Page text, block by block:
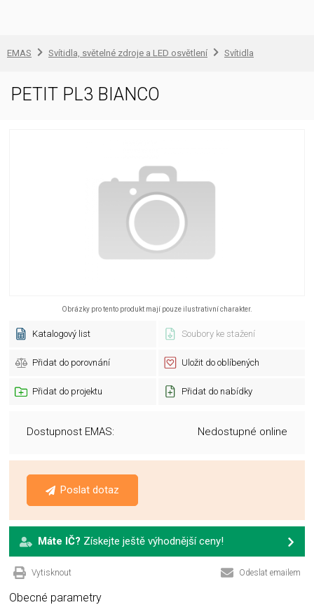
EMAS Svítidla, světelné zdroje a LED osvětlení Svítidla
PETIT PL3 BIANCO
Obrázky pro tento produkt mají pouze ilustrativní charakter.
Katalogový list Soubory ke stažení
Přidat do porovnání Uložit do oblíbených
Přidat do projektu Přidat do nabídky
Dostupnost EMAS: Nedostupné online
Poslat dotaz
Máte IČ? Získejte ještě výhodnější ceny!
Vytisknout Odeslat emailem
Obecné parametry